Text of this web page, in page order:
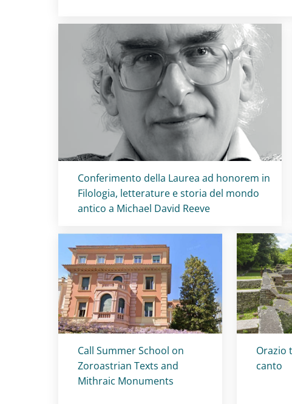
Titolo card:
Conferimento della Laurea ad honorem in
Filologia, letterature e storia del mondo
antico a Michael David Reeve
Titolo card:
Call Summer School on
Zoroastrian Texts and
Mithraic Monuments
Titolo
Orazio
canto